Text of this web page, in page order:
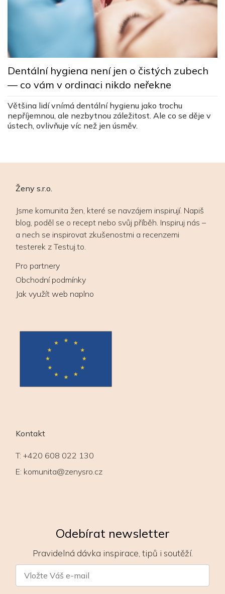
Dentální hygiena není jen o čistých zubech
— co vám v ordinaci nikdo neřekne
Většina lidí vnímá dentální hygienu jako trochu
nepříjemnou, ale nezbytnou záležitost. Ale co se děje v
ústech, ovlivňuje víc než jen úsměv.
Ženy s.r.o.
Jsme komunita žen, které se navzájem inspirují. Napiš
blog, poděl se o recept nebo svůj příběh. Inspiruj nás –
a nech se inspirovat zkušenostmi a recenzemi
testerek z Testuj.to.
Pro partnery
Obchodní podmínky
Jak využít web naplno
Kontakt
T: +420 608 022 130
E: komunita@zenysro.cz
Odebírat newsletter
Pravidelná dávka inspirace, tipů i soutěží.